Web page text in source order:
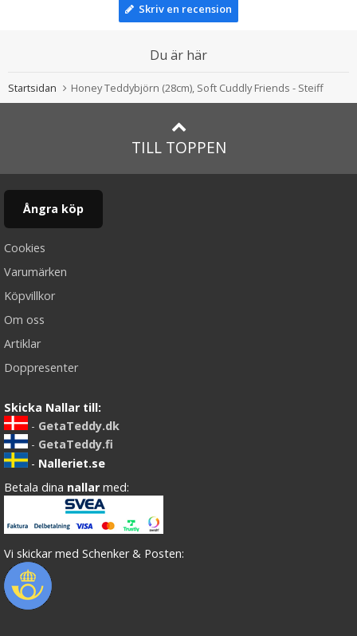
Skriv en recension
Du är här
Startsidan Honey Teddybjörn (28cm), Soft Cuddly Friends - Steiff
TILL TOPPEN
Ångra köp
Cookies
Varumärken
Köpvillkor
Om oss
Artiklar
Doppresenter
Skicka Nallar till:
- GetaTeddy.dk
- GetaTeddy.fi
- Nalleriet.se
Betala dina nallar med:
Vi skickar med Schenker & Posten: